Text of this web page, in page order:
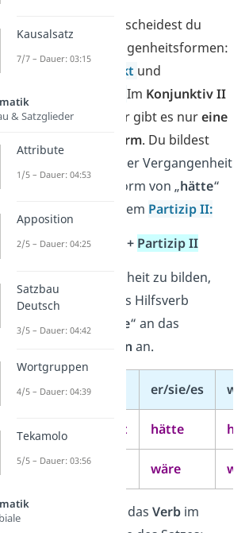
unterscheidest du
zwischen 3 Vergangenheitsformen:
Perfekt und
Plusquamperfekt
Im Konjunktiv II
ist das anders. Hier gibt es nureine
Vergangenheitsform. Du bildest
en Konjunktiv II der Vergangenheit
immer mit einer Form von „hätte“
“ und dem Partizip II:
hätte / wäre
+ Partizip II
Um die Vergangenheit zu bilden,
passt du zuerst das Hilfsverb
„hätte “ oder „ wäre“ an das
Personalpronomen an.
ich du er/sie/es wir
hätte hättest hätte
wäre wärest wäre
Danach hängst du das Verbim
Kausalsatz
7/7 – Dauer: 03:15
& Satzglieder
Attribute
1/5 – Dauer: 04:53
Apposition
2/5 – Dauer: 04:25
Satzbau
Deutsch
3/5 – Dauer: 04:42
Wortgruppen
4/5 – Dauer: 04:39
Tekamolo
5/5 – Dauer: 03:56